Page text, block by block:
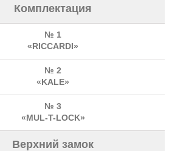
Комплектация
№ 1
«RICCARDI»
№ 2
«KALE»
№ 3
«MUL-T-LOCK»
Верхний замок